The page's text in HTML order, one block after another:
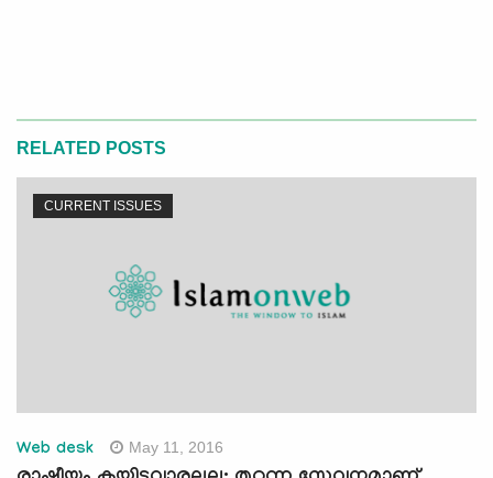
RELATED POSTS
CURRENT ISSUES
Web desk May 11, 2016